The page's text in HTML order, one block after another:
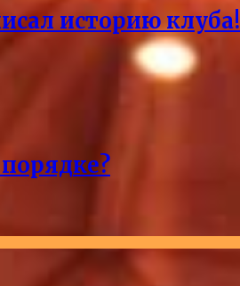
историю клуба!